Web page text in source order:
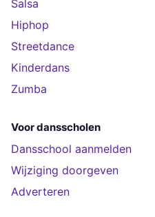
Salsa
Hiphop
Streetdance
Kinderdans
Zumba
Voor dansscholen
Dansschool aanmelden
Wijziging doorgeven
Adverteren